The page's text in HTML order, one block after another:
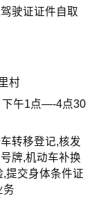
驶证证件自取
村
下午1点—-4点30
转移登记,核发
牌,机动车补换
提交身体条件证
务